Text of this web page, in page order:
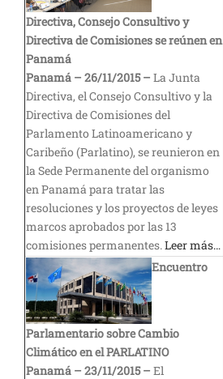
Directiva, Consejo Consultivo y
Directiva de Comisiones se reúnen en
Panamá
Panamá – 26/11/2015 – La Junta
Directiva, el Consejo Consultivo y la
Directiva de Comisiones del
Parlamento Latinoamericano y
Caribeño (Parlatino), se reunieron en
la Sede Permanente del organismo
en Panamá para tratar las
resoluciones y los proyectos de leyes
marcos aprobados por las 13
comisiones permanentes.Leer más…
Encuentro
Parlamentario sobre Cambio
Climático en el PARLATINO
Panamá – 23/11/2015 – El